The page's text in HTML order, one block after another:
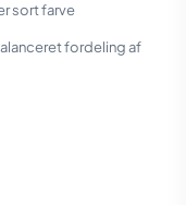
sort farve
fordeling af